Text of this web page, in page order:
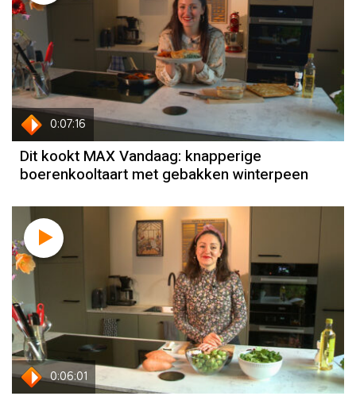
0:07:16
Dit kookt MAX Vandaag: knapperige
boerenkooltaart met gebakken winterpeen
0:06:01